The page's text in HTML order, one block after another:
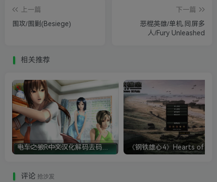
上一篇
围攻/围剿(Besiege)
下一篇
恶棍英雄/单机.同屏多
人/Fury Unleashed
相关推荐
电车之狼R中文汉化解码去码硬盘完整破解版+MOD特典+全CG存档+攻略|修复卡顿
评论 抢沙发